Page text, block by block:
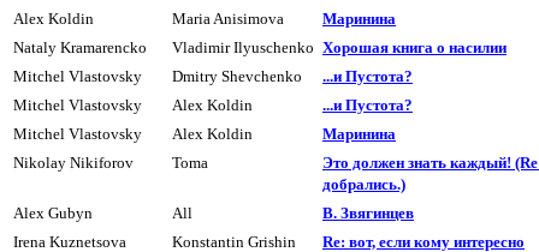
Alex Koldin
Maria Anisimova
Маpинина
Nataly Kramarencko
Vladimir Ilyuschenko Хорошая книга о насилии
Mitchel Vlastovsky
Dmitry Shevchenko
...и Пyстота?
Mitchel Vlastovsky
Alex Koldin
...и Пyстота?
Mitchel Vlastovsky
Alex Koldin
Маpинина
Nikolay Nikiforov
Toma
Это должен знать каждый!
добpались.)
Alex Gubyn
All
В. Звягинцев
Irena Kuznetsova
Konstantin Grishin
Re: вот, если кому интересно